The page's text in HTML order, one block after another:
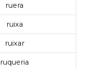
ruera
ruixa
ruixar
ruqueria